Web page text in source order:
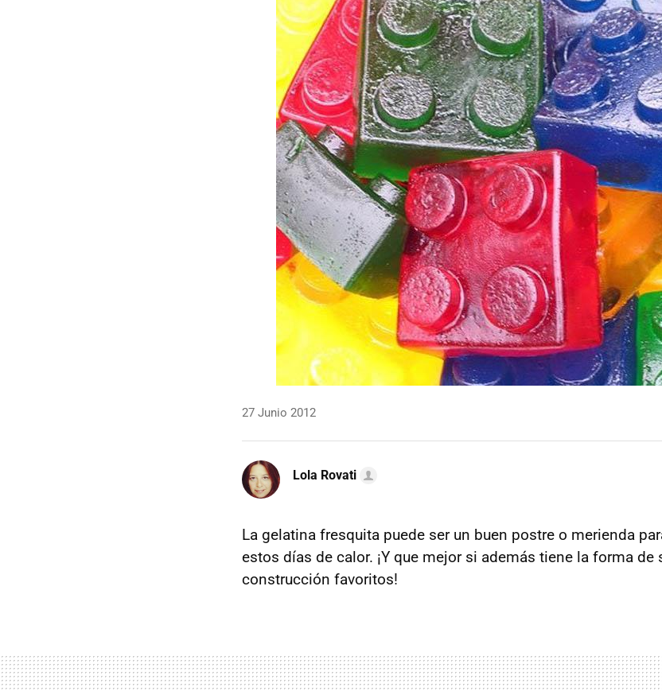
MAIL
27 Junio 2012
Lola Rovati
La gelatina fresquita puede ser un buen postre o merienda
estos días de calor. ¡Y que mejor si además tiene la forma de
construcción favoritos!